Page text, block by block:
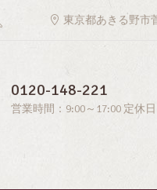
東京都あきる野市
0120-148-221
営業時間：9:00～17:00 定休